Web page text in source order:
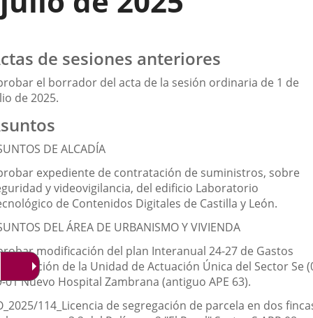
de sesiones anteriores
el borrador del acta de la sesión ordinaria de 1 de
de 2025.
DE ALCADÍA
expediente de contratación de suministros, sobre
y videovigilancia, del edificio Laboratorio
de Contenidos Digitales de Castilla y León.
DEL ÁREA DE URBANISMO Y VIVIENDA
modificación del plan Interanual 24-27 de Gastos
de la Unidad de Actuación Única del Sector Se
01 Nuevo Hospital Zambrana (antiguo APE 63).
114_Licencia de segregación de parcela en dos